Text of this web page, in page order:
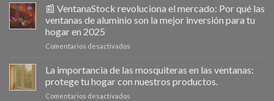
impulsa
cambio
la
📰 VentanaStock revoluciona el mercado: Por qué las
ventanas de aluminio son la mejor inversión para tu
hogar en 2025
Comentarios desactivados
VentanaStock
revoluciona
el
La importancia de las mosquiteras en las ventanas:
protege tu hogar con nuestros productos.
Comentarios desactivados